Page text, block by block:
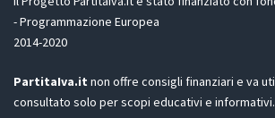
- Programmazione Europea
2014-2020
PartitaIva.it non offre consigli finanziari e va
consultato solo per scopi educativi e informativi.